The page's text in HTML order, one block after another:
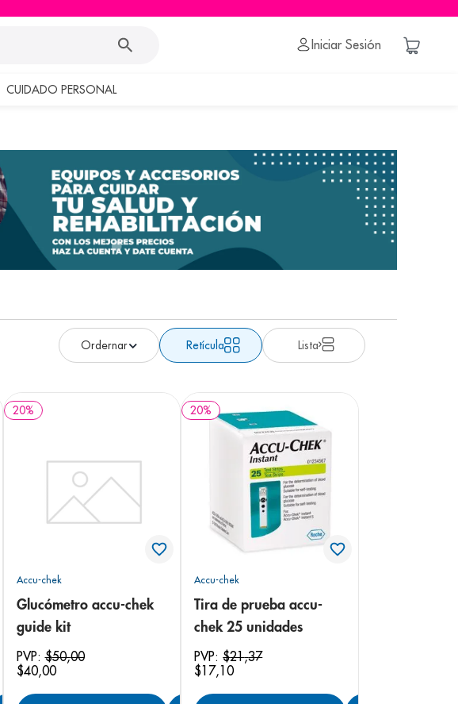
Iniciar Sesión
CUIDADO PERSONAL
Retícula Lista
20%
Accu-chek
Glucómetro accu-chek
guide kit
PVP:$50,00
$40,00
20%
Accu-chek
Tira de prueba accu-
chek 25 unidades
PVP:$21,37
$17,10